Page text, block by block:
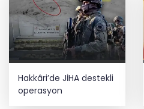
Hakkâri’de JİHA destekli
operasyon